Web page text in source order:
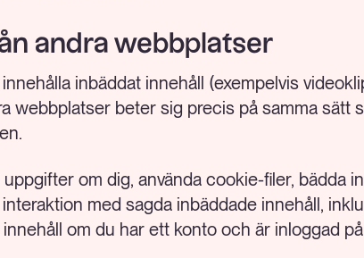
andra webbplatser
inbäddat innehåll (exempelvis
webbplatser beter sig precis på samma sätt
om dig, använda cookie-filer, bädda
med sagda inbäddade innehåll,
om du har ett konto och är inloggad